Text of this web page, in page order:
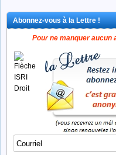
Abonnez-vous à la Lettre !
Pour ne manquer aucun